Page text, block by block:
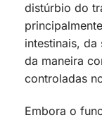
distúrbio do
intestinais,
da maneira
controladas
Embora o